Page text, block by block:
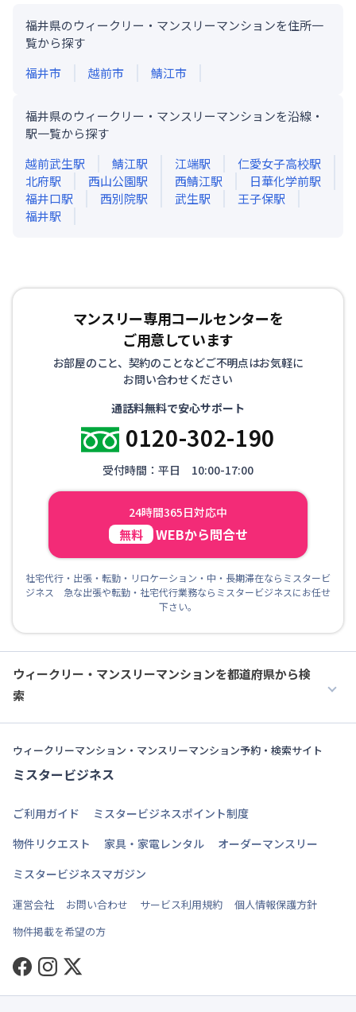
福井県のウィークリー・マンスリーマンションを住所一
覧から探す
福井市
越前市 鯖江市
福井県のウィークリー・マンスリーマンションを沿線・
駅一覧から探す
越前武生駅 鯖江駅 江端駅 仁愛女子高校駅
北府駅 西山公園駅 西鯖江駅 日華化学前駅
福井口駅 西別院駅 武生駅 王子保駅
福井駅
マンスリー専用コールセンターを
ご用意しています
お部屋のこと、契約のことなどご不明点はお気軽に
お問い合わせください
通話料無料で安心サポート
0120-302-190
受付時間：平日 10:00-17:00
24時間365日対応中
無料 WEBから問合せ
社宅代行・出張・転勤・リロケーション・中・長期滞在ならミスタービ
ジネス 急な出張や転勤・社宅代行業務ならミスタービジネスにお任せ
下さい。
ウィークリー・マンスリーマンションを都道府県から検
索
ウィークリーマンション・マンスリーマンション予約・検索サイト
ミスタービジネス
ご利用ガイド
ミスタービジネスポイント制度
物件リクエスト
家具・家電レンタル
オーダーマンスリー
ミスタービジネスマガジン
運営会社 お問い合わせ サービス利用規約
個人情報保護方針
物件掲載を希望の方
Facebook
Instagram
Twitter